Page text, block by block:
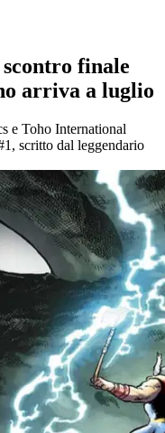
finale
arriva a luglio
e Toho International
scritto dal leggendario